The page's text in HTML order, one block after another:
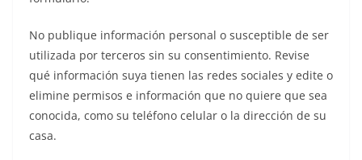
No publique información personal o susceptible de ser
utilizada por terceros sin su consentimiento. Revise
qué información suya tienen las redes sociales y edite o
elimine permisos e información que no quiere que sea
conocida, como su teléfono celular o la dirección de su
casa.